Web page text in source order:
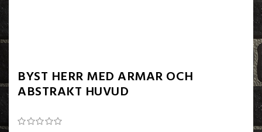
BYST HERR MED ARMAR OCH
ABSTRAKT HUVUD